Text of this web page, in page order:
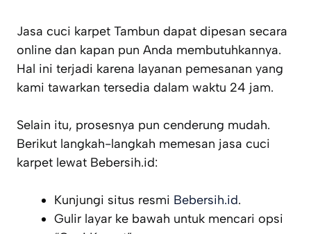
Jasa cuci karpet Tambun dapat dipesan secara
online dan kapan pun Anda membutuhkannya.
Hal ini terjadi karena layanan pemesanan yang
kami tawarkan tersedia dalam waktu 24 jam.
Selain itu, prosesnya pun cenderung mudah.
Berikut langkah-langkah memesan jasa cuci
karpet lewat Bebersih.id:
Kunjungi situs resmi Bebersih.id.
Gulir layar ke bawah untuk mencari opsi